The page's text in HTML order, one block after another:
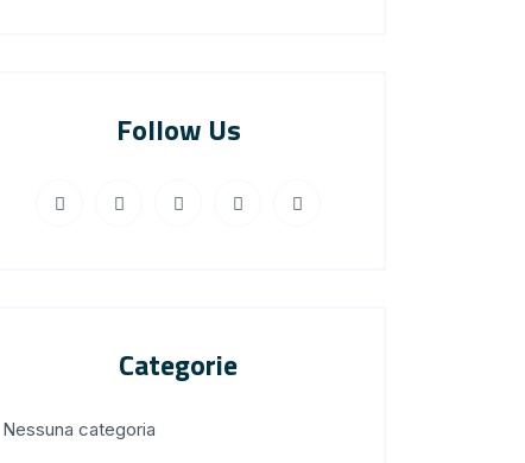
Follow Us
Categorie
Nessuna categoria